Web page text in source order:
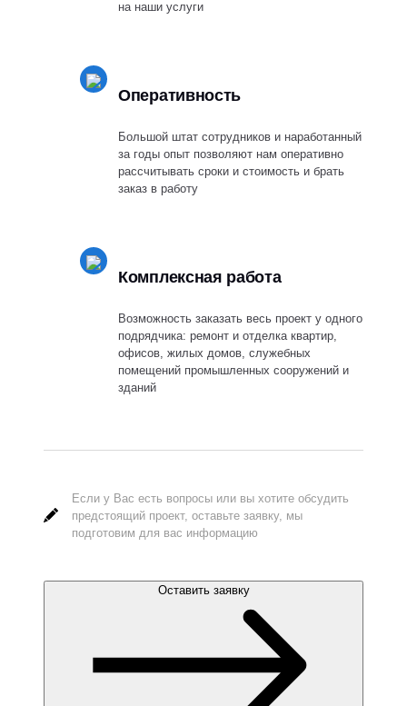
на наши услуги
Оперативность
Большой штат сотрудников и наработанный
за годы опыт позволяют нам оперативно
рассчитывать сроки и стоимость и брать
заказ в работу
Комплексная работа
Возможность заказать весь проект у одного
подрядчика: ремонт и отделка квартир,
офисов, жилых домов, служебных
помещений промышленных сооружений и
зданий
Если у Вас есть вопросы или вы хотите обсудить
предстоящий проект, оставьте заявку, мы
подготовим для вас информацию
Оставить заявку